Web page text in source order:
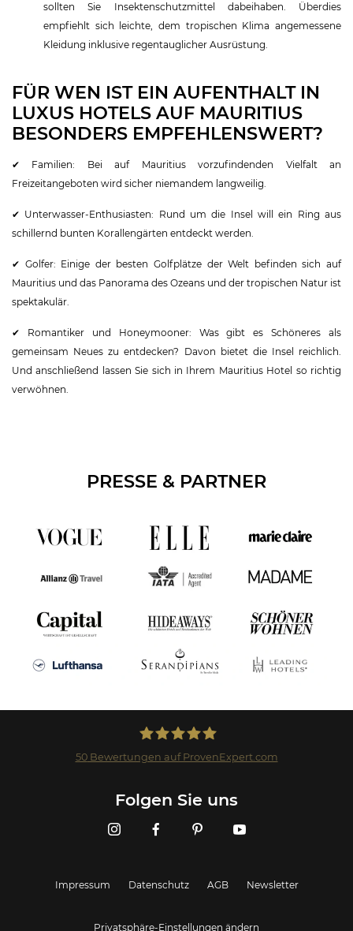
sollten Sie Insektenschutzmittel dabeihaben. Überdies
empfiehlt sich leichte, dem tropischen Klima angemessene
Kleidung inklusive regentauglicher Ausrüstung.
FÜR WEN IST EIN AUFENTHALT IN
LUXUS HOTELS AUF MAURITIUS
BESONDERS EMPFEHLENSWERT?
✔ Familien: Bei auf Mauritius vorzufindenden Vielfalt an
Freizeitangeboten wird sicher niemandem langweilig.
✔ Unterwasser-Enthusiasten: Rund um die Insel will ein Ring aus
schillernd bunten Korallengärten entdeckt werden.
✔ Golfer: Einige der besten Golfplätze der Welt befinden sich auf
Mauritius und das Panorama des Ozeans und der tropischen Natur ist
spektakulär.
✔ Romantiker und Honeymooner: Was gibt es Schöneres als
gemeinsam Neues zu entdecken? Davon bietet die Insel reichlich.
Und anschließend lassen Sie sich in Ihrem Mauritius Hotel so richtig
verwöhnen.
PRESSE & PARTNER
50Bewertungen auf ProvenExpert.com
Folgen Sie uns
Impressum Datenschutz AGB Newsletter
Privatsphäre-Einstellungen ändern